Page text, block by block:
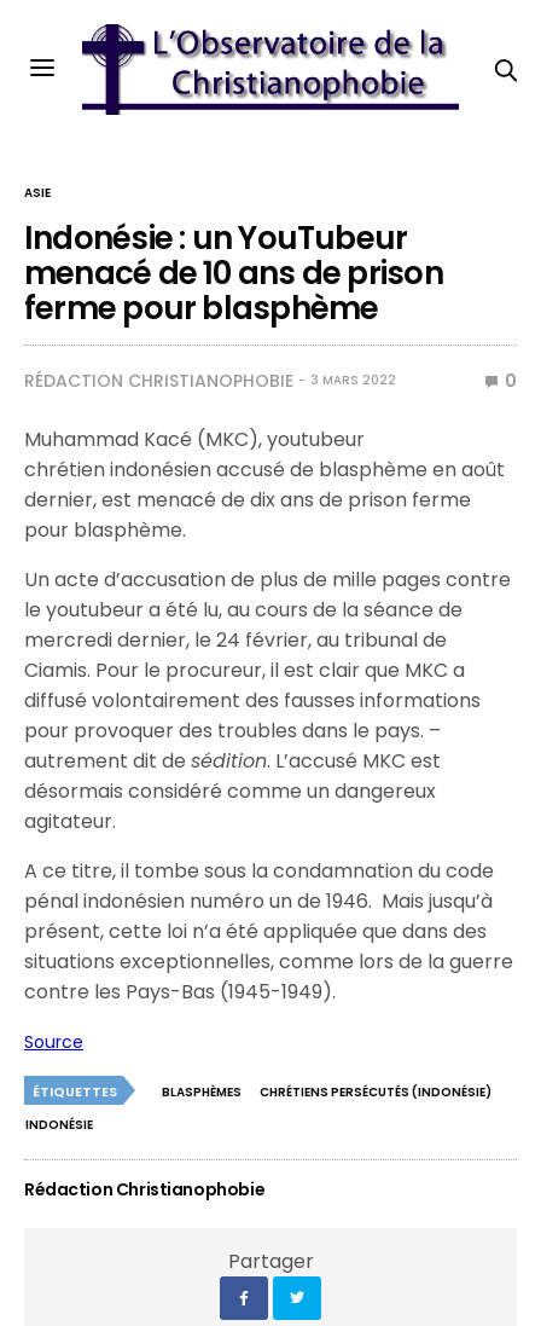
ASIE
Indonésie : un YouTubeur
menacé de 10 ans de prison
ferme pour blasphème
RÉDACTION CHRISTIANOPHOBIE 3 MARS 2022 0
Muhammad Kacé (MKC), youtubeur
chrétienindonésienaccusé de blasphème en août
dernier, est menacé de dix ans de prison ferme
pour blasphème.
Un acte d’accusation de plus de mille pages contre
le youtubeur a été lu, au cours de la séance de
mercredi dernier, le 24 février, au tribunal de
Ciamis. Pour le procureur, il est clair que MKC a
diffusé volontairement des fausses informations
pour provoquer des troubles dans le pays. –
autrement dit desédition. L’accusé MKC est
désormais considéré comme un dangereux
agitateur.
A ce titre, il tombe sous la condamnation du code
pénalindonésien numéro un de 1946. Mais jusqu’à
présent, cette loi n’a été appliquée que dans des
situations exceptionnelles, comme lors de la guerre
contre les Pays-Bas (1945-1949).
Source
ÉTIQUETTES BLASPHÈMES
CHRÉTIENS PERSÉCUTÉS (INDONÉSIE)
INDONÉSIE
Rédaction Christianophobie
Partager